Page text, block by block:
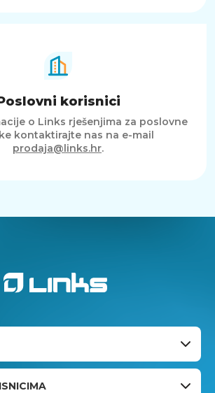
korisnici
o Links rješenjima za poslovne
kontaktirajte nas na e-mail
prodaja@links.hr.